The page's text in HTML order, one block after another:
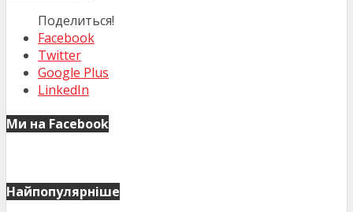
Поделиться!
Facebook
Twitter
Google Plus
LinkedIn
Ми на Facebook
Найпопулярніше